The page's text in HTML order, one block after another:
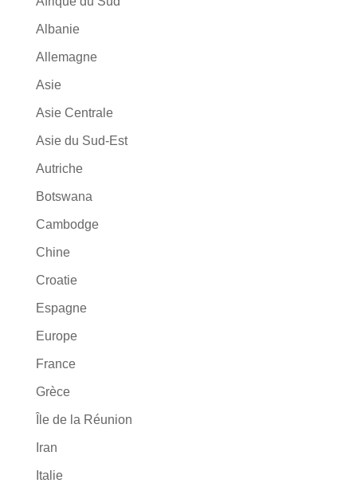
Albanie
Allemagne
Asie
Asie Centrale
Asie du Sud-Est
Autriche
Botswana
Cambodge
Chine
Croatie
Espagne
Europe
France
Grèce
Île de la Réunion
Iran
Italie